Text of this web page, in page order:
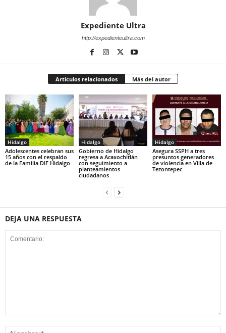
Expediente Ultra
http://expedienteultra.com
Artículos relacionados Más del autor
Hidalgo
Adolescentes celebran sus
15 años con el respaldo
de la Familia DIF Hidalgo
Hidalgo
Gobierno de Hidalgo
regresa a Acaxochitlán
con seguimiento a
planteamientos
ciudadanos
Hidalgo
Asegura SSPH a tres
presuntos generadores
de violencia en Villa de
Tezontepec
DEJA UNA RESPUESTA